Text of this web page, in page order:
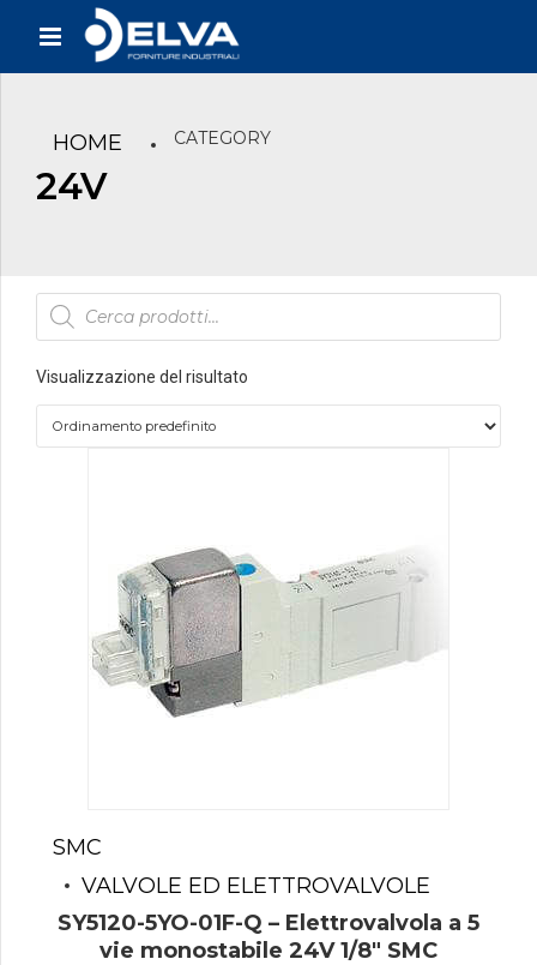
HOME CATEGORY
24V
Products
search
Visualizzazione del risultato
SMC
VALVOLE ED ELETTROVALVOLE
SY5120-5YO-01F-Q – Elettrovalvola a 5
vie monostabile 24V 1/8″ SMC